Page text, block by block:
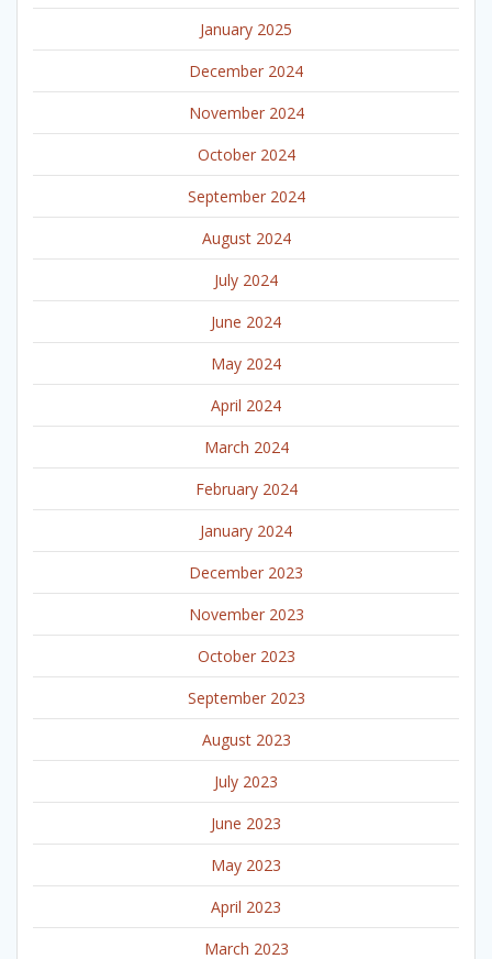
January 2025
December 2024
November 2024
October 2024
September 2024
August 2024
July 2024
June 2024
May 2024
April 2024
March 2024
February 2024
January 2024
December 2023
November 2023
October 2023
September 2023
August 2023
July 2023
June 2023
May 2023
April 2023
March 2023